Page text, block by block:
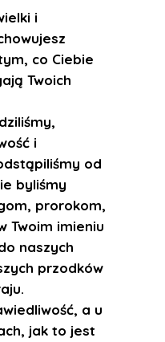
i
co Ciebie
Twoich
i
od
byliśmy
prorokom,
Twoim imieniu
naszych
przodków
a u
jak to jest